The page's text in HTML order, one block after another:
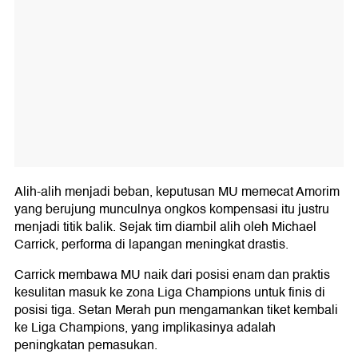
Alih-alih menjadi beban, keputusan MU memecat Amorim
yang berujung munculnya ongkos kompensasi itu justru
menjadi titik balik. Sejak tim diambil alih oleh Michael
Carrick, performa di lapangan meningkat drastis.
Carrick membawa MU naik dari posisi enam dan praktis
kesulitan masuk ke zona Liga Champions untuk finis di
posisi tiga. Setan Merah pun mengamankan tiket kembali
ke Liga Champions, yang implikasinya adalah
peningkatan pemasukan.